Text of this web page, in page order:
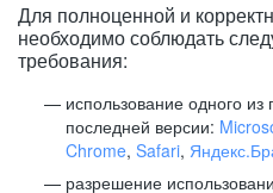
Для полноценной и
необходимо соблюдать
требования:
использование одного
последней версии:
Chrome, Safari,
разрешение